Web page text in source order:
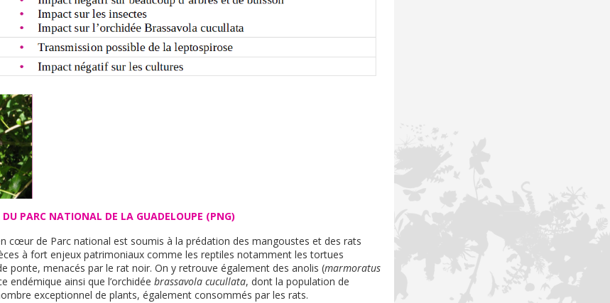
PARC NATIONAL DE LA GUADELOUPE (PNG)
cœur de Parc national est soumis à la prédation des mangoustes et des rats
à fort enjeux patrimoniaux comme les reptiles notamment les tortues
ponte, menacés par le rat noir. On y retrouve également des anolis (marmoratus
endémique ainsi que l’orchidée brassavola cucullata, dont la population de
exceptionnel de plants, également consommés par les rats.